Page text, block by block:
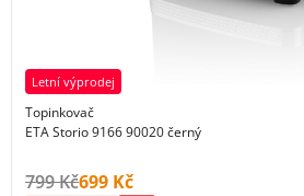
Letní výprodej
Topinkovač
ETA Storio 9166 90020 černý
Původní cena s DPH:
799 KčCena s DPH:
699 Kč